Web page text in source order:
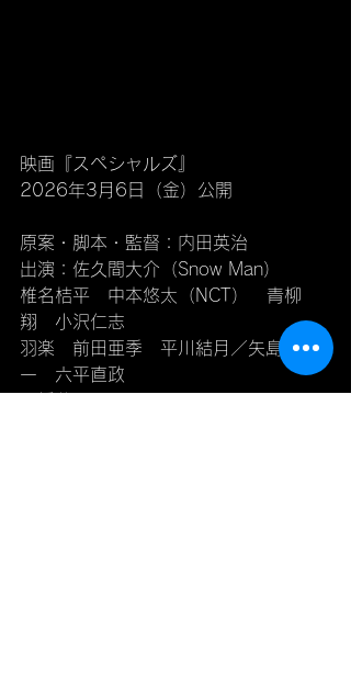
映画『スペシャルズ』
2026年3月6日（金）公開
原案・脚本・監督：内田英治
出演：佐久間大介（Snow Man）
椎名桔平　中本悠太（NCT）　青柳
翔　小沢仁志
羽楽　前田亜季　平川結月／矢島健
一　六平直政